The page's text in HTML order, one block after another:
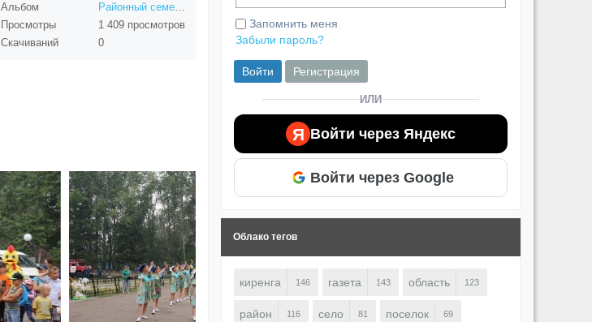
Альбом
Районный семейный праздник «Безопасное детство» в селе Казачинское
Просмотры
1 409 просмотров
Скачиваний
0
Запомнить меня
Забыли пароль?
Войти Регистрация
ИЛИ
Я Войти через Яндекс
Войти через Google
Облако тегов
киренга 146 газета 143 область 123
район 116 село 81 поселок 69